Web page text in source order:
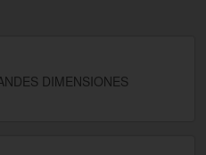
DIMENSIONES